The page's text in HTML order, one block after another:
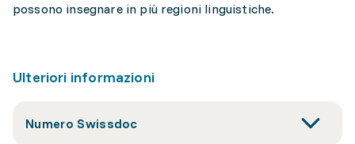
possono insegnare in più regioni linguistiche.
Ulteriori informazioni
Numero Swissdoc